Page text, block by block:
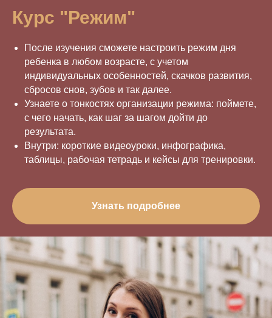
Курс "Режим"
После изучения сможете настроить режим дня
ребенка в любом возрасте, с учетом
индивидуальных особенностей, скачков развития,
сбросов снов, зубов и так далее.
Узнаете о тонкостях организации режима: поймете,
с чего начать, как шаг за шагом дойти до
результата.
Внутри: короткие видеоуроки, инфографика,
таблицы, рабочая тетрадь и кейсы для тренировки.
Узнать подробнее